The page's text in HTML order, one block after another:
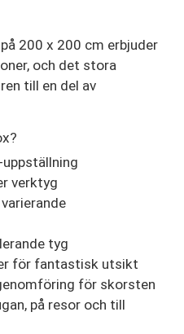
200 x 200 cm erbjuder
och det stora
till en del av
verktyg
tyg
för fantastisk utsikt
för skorsten
på resor och till